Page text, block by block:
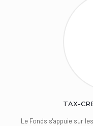
TAX-
Le Fonds s'appuie sur